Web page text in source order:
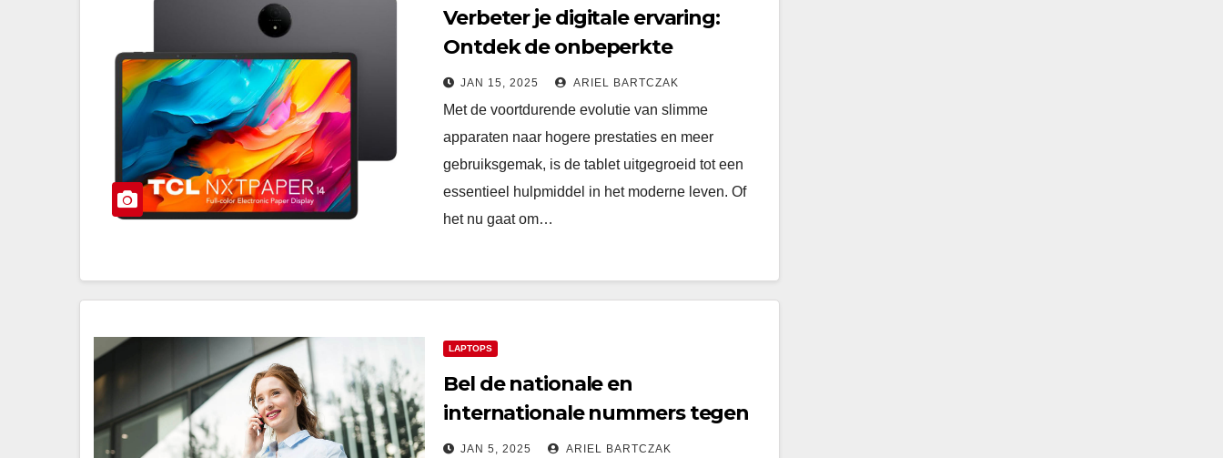
Verbeter je digitale ervaring:
Ontdek de onbeperkte
mogelijkheden van de nieuwste
generatie tablets
JAN 15, 2025 ARIEL BARTCZAK
Met de voortdurende evolutie van slimme
apparaten naar hogere prestaties en meer
gebruiksgemak, is de tablet uitgegroeid tot een
essentieel hulpmiddel in het moderne leven. Of
het nu gaat om…
LAPTOPS
Bel de nationale en
internationale nummers tegen
een permanent lage tarief met
JAN 5, 2025 ARIEL BARTCZAK